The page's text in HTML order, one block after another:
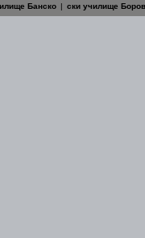
Банско | ски училище